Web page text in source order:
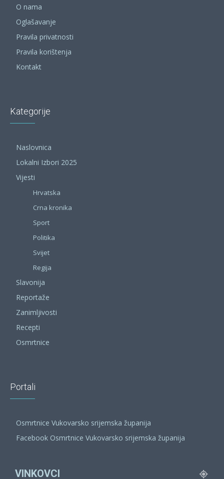
O nama
Oglašavanje
Pravila privatnosti
Pravila korištenja
Kontakt
Kategorije
Naslovnica
Lokalni Izbori 2025
Vijesti
Hrvatska
Crna kronika
Sport
Politika
Svijet
Regija
Slavonija
Reportaže
Zanimljivosti
Recepti
Osmrtnice
Portali
Osmrtnice Vukovarsko srijemska županija
Facebook Osmrtnice Vukovarsko srijemska županija
VINKOVCI